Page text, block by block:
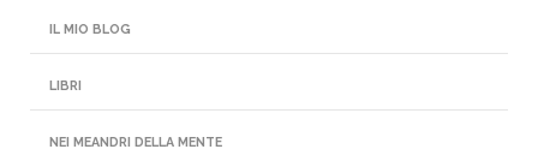
IL MIO BLOG
LIBRI
NEI MEANDRI DELLA MENTE